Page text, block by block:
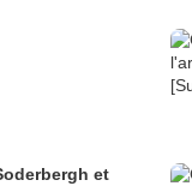
et